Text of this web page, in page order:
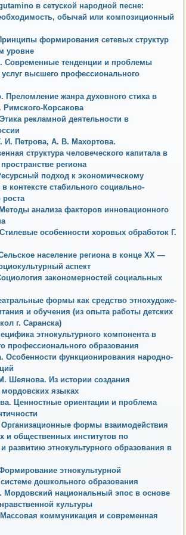
в сетуской народной песне:
обычай или композиционный
формирования сетевых структур
уровне
Современные тенденции и проблемы
высшего профессионального
Преломление жанра духовного стиха в
Римского-Корсакова
рекламной деятельности в
И. Петрова, А. В. Махортова.
структура человеческого капитала в
региона
подход к экономическому
контексте стабильного социально-
роста
анализа факторов инновационного
особенности хоровых обработок Г.
население региона в конце XX —
аспект
закономерностей социальных
формы как средство этнохудоже-
и обучения (из опыта работы детских
г. Саранска)
этнокультурного компонента в
профессионального образования
Особенности функционирования народно-
Шеянова. Из истории создания
языках
Ценностные ориентации и проблема
формы взаимодействия
и общественных институтов по
этнокультурного образования в
этнокультурной
дошкольного образования
Мордовский национальный эпос в основе
культуры
коммуникация и современная